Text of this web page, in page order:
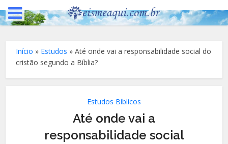
Início » Estudos »Até onde vai a responsabilidade social do
cristão segundo a Bíblia?
Estudos Bíblicos
Até onde vai a
responsabilidade social